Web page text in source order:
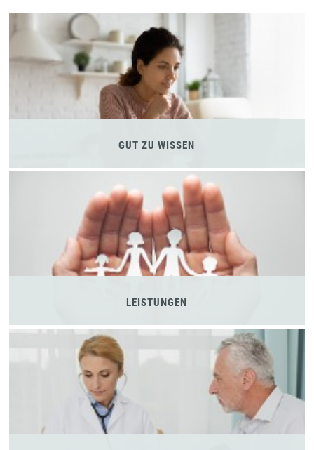
GUT ZU WISSEN
LEISTUNGEN